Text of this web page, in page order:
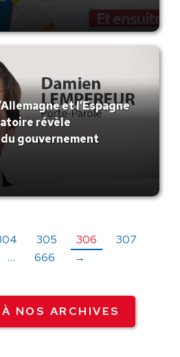
et l’Espagne
révèle
gouvernement
305 306
307
… 666 →
NOS ARCHIVES